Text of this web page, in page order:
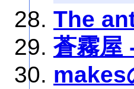
The
蒼霧屋
makes